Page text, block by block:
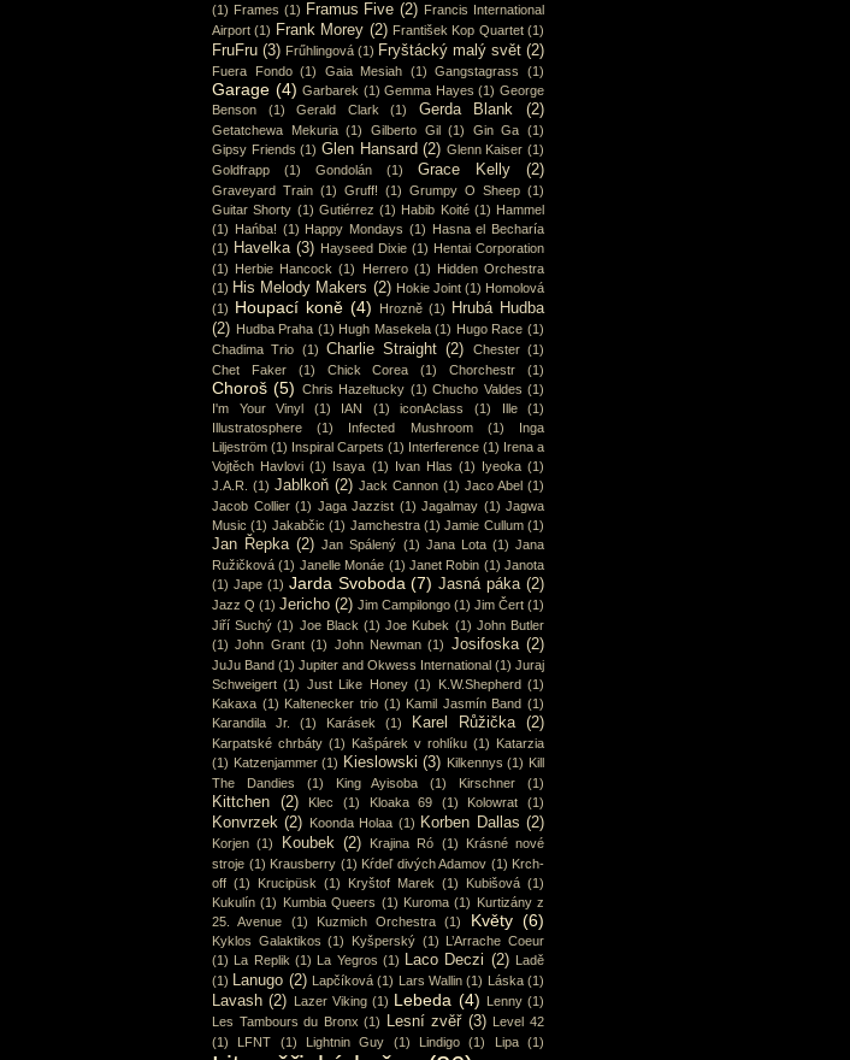
(1) Frames (1) Framus Five (2) Francis International
Airport (1) Frank Morey (2) František Kop Quartet (1)
FruFru (3) Frűhlingová (1) Fryštácký malý svět (2)
Fuera Fondo (1) Gaia Mesiah (1) Gangstagrass (1)
Garage (4) Garbarek (1) Gemma Hayes (1) George
Benson
(1) Gerald Clark (1) Gerda Blank (2)
Getatchewa Mekuria (1) Gilberto Gil (1) Gin Ga (1)
Gipsy Friends (1) Glen Hansard (2) Glenn Kaiser (1)
Goldfrapp
(1) Gondolán (1) Grace Kelly (2)
Graveyard Train (1) Gruff! (1) Grumpy O Sheep (1)
Guitar Shorty (1) Gutiérrez (1) Habib Koité (1) Hammel
(1)
Hańba! (1) Happy Mondays (1)
Hasna el Becharía
(1) Havelka (3) Hayseed Dixie (1) Hentai Corporation
(1)
Herbie Hancock (1) Herrero (1)
Hidden Orchestra
(1) His Melody Makers (2) Hokie Joint (1) Homolová
(1) Houpací koně (4) Hrozně (1)
Hrubá Hudba
(2) Hudba Praha (1) Hugh Masekela (1) Hugo Race (1)
Chadima Trio (1) Charlie Straight (2) Chester (1)
Chet Faker
(1) Chick Corea (1) Chorchestr (1)
Choroš (5) Chris Hazeltucky (1) Chucho Valdes (1)
I'm Your Vinyl
(1) IAN (1) iconAclass (1) Ille
(1)
Illustratosphere
(1) Infected Mushroom (1)
Inga
Liljeström (1) Inspiral Carpets (1) Interference (1) Irena a
Vojtěch Havlovi (1) Isaya (1) Ivan Hlas (1) Iyeoka (1)
J.A.R. (1) Jablkoň (2) Jack Cannon (1) Jaco Abel (1)
Jacob Collier (1) Jaga Jazzist (1) Jagalmay (1) Jagwa
Music (1) Jakabčic (1) Jamchestra (1) Jamie Cullum (1)
Jan Řepka (2) Jan Spálený (1) Jana Lota (1) Jana
Ružičková (1) Janelle Monáe (1) Janet Robin (1) Janota
(1) Jape (1) Jarda Svoboda (7) Jasná páka (2)
Jazz Q (1) Jericho (2) Jim Campilongo (1) Jim Čert (1)
Jiří Suchý (1) Joe Black (1) Joe Kubek (1) John Butler
(1) John Grant (1) John Newman (1) Josifoska (2)
JuJu Band (1) Jupiter and Okwess International (1) Juraj
Schweigert (1) Just Like Honey (1) K.W.Shepherd (1)
Kakaxa (1) Kaltenecker trio (1) Kamil Jasmín Band (1)
Karandila Jr.
(1) Karásek (1) Karel Růžička (2)
Karpatské chrbáty (1) Kašpárek v rohlíku (1)
Katarzia
(1) Katzenjammer (1) Kieslowski (3) Kilkennys (1) Kill
The Dandies
(1) King Ayisoba (1) Kirschner (1)
Kittchen (2) Klec (1) Kloaka 69 (1) Kolowrat (1)
Konvrzek (2) Koonda Holaa (1) Korben Dallas (2)
Korjen (1) Koubek (2) Krajina Ró (1)
Krásné nové
stroje (1) Krausberry (1) Kŕdeľ divých Adamov (1) Krch-
off (1) Krucipüsk (1) Kryštof Marek (1) Kubišová (1)
Kukulín (1) Kumbia Queers (1) Kuroma (1)
Kurtizány z
25. Avenue
(1) Kuzmich Orchestra (1) Květy (6)
Kyklos Galaktikos (1) Kyšperský (1)
L’Arrache Coeur
(1) La Replik (1) La Yegros (1) Laco Deczi (2) Ladě
(1) Lanugo (2) Lapčíková (1) Lars Wallin (1) Láska (1)
Lavash (2) Lazer Viking (1) Lebeda (4) Lenny (1)
Les Tambours du Bronx (1) Lesní zvěř (3) Level 42
(1)
LFNT (1) Lightnin Guy (1) Lindigo (1) Lipa (1)